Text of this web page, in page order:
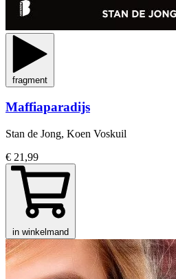
fragment
Maffiaparadijs
Stan de Jong, Koen Voskuil
€ 21,99
in winkelmand